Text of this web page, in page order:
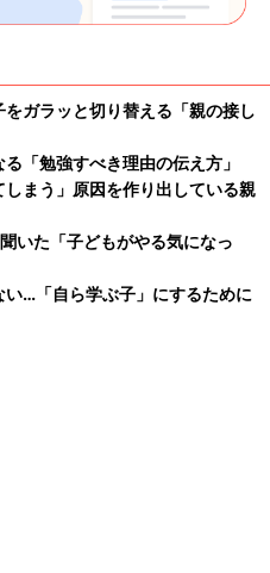
ガラッと切り替える「親の接し
「勉強すべき理由の伝え方」
まう」原因を作り出している親
いた「子どもがやる気になっ
…「自ら学ぶ子」にするために